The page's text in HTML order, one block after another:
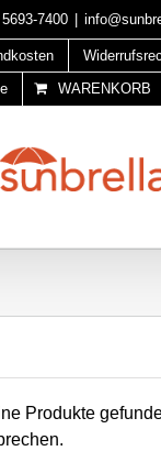
7400
WARENKORB
Produkte